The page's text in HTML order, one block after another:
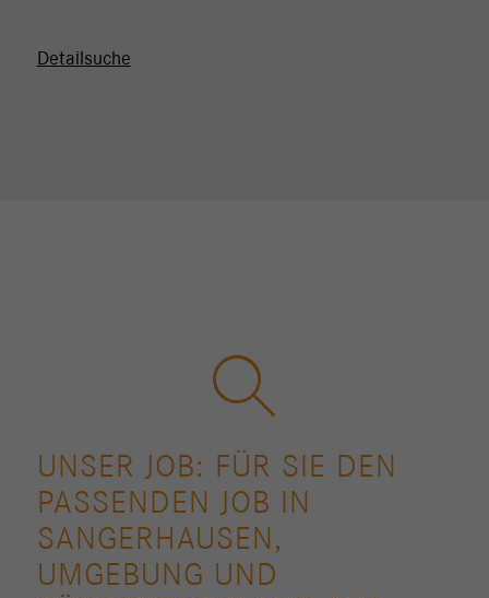
Detailsuche
UNSER JOB: FÜR SIE DEN
PASSENDEN JOB IN
SANGERHAUSEN,
UMGEBUNG UND